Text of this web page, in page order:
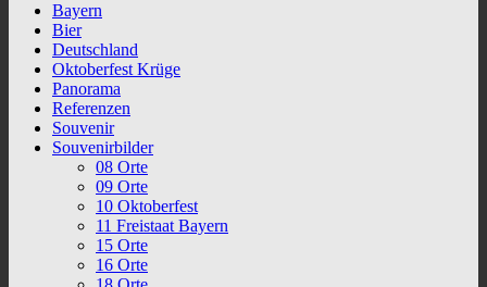
Bayern
Bier
Deutschland
Oktoberfest Krüge
Panorama
Referenzen
Souvenir
Souvenirbilder
08 Orte
09 Orte
10 Oktoberfest
11 Freistaat Bayern
15 Orte
16 Orte